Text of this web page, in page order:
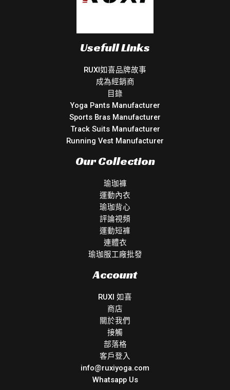
Usefull Links
RUXI如喜品牌故事
成為經銷商
目錄
Yoga Pants Manufacturer
Sports Bras Manufacturer
Track Suits Manufacturer
Running Vest Manufacturer
Our Collection
瑜珈褲
運動內衣
瑜珈背心
評論視頻
運動短褲
連體衣
瑜珈服工廠批發
Account
RUXI 如喜
商店
關於我們
接觸
部落格
客戶登入
info@ruxiyoga.com
Whatsapp Us